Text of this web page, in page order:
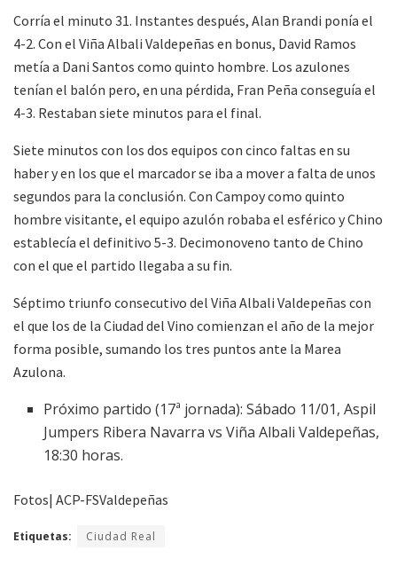
Corría el minuto 31. Instantes después, Alan Brandi ponía el
4-2. Con el Viña Albali Valdepeñas en bonus, David Ramos
metía a Dani Santos como quinto hombre. Los azulones
tenían el balón pero, en una pérdida, Fran Peña conseguía el
4-3. Restaban siete minutos para el final.
Siete minutos con los dos equipos con cinco faltas en su
haber y en los que el marcador se iba a mover a falta de unos
segundos para la conclusión. Con Campoy como quinto
hombre visitante, el equipo azulón robaba el esférico y Chino
establecía el definitivo 5-3. Decimonoveno tanto de Chino
con el que el partido llegaba a su fin.
Séptimo triunfo consecutivo del Viña Albali Valdepeñas con
el que los de la Ciudad del Vino comienzan el año de la mejor
forma posible, sumando los tres puntos ante la Marea
Azulona.
Próximo partido (17ª jornada): Sábado 11/01, Aspil
Jumpers Ribera Navarra vs Viña Albali Valdepeñas,
18:30 horas.
Fotos| ACP-FSValdepeñas
Etiquetas: Ciudad Real